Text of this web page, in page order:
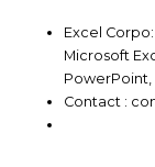
Excel
Microsoft
PowerPoint,
Contact :